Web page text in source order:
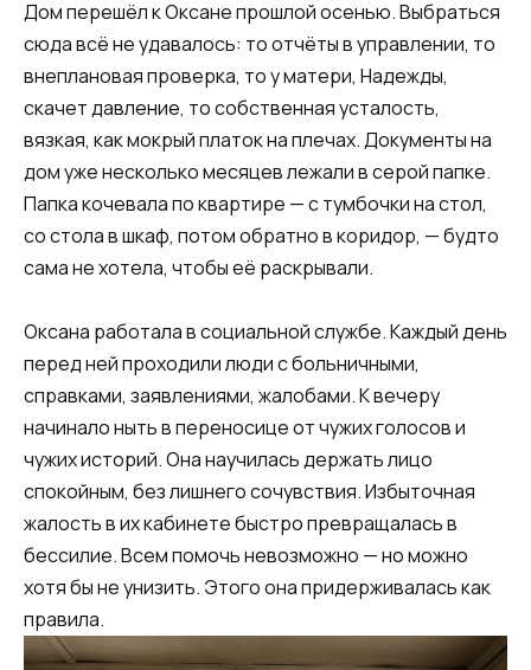
Дом перешёл к Оксане прошлой осенью. Выбраться
сюда всё не удавалось: то отчёты в управлении, то
внеплановая проверка, то у матери, Надежды,
скачет давление, то собственная усталость,
вязкая, как мокрый платок на плечах. Документы на
дом уже несколько месяцев лежали в серой папке.
Папка кочевала по квартире — с тумбочки на стол,
со стола в шкаф, потом обратно в коридор, — будто
сама не хотела, чтобы её раскрывали.
Оксана работала в социальной службе. Каждый день
перед ней проходили люди с больничными,
справками, заявлениями, жалобами. К вечеру
начинало ныть в переносице от чужих голосов и
чужих историй. Она научилась держать лицо
спокойным, без лишнего сочувствия. Избыточная
жалость в их кабинете быстро превращалась в
бессилие. Всем помочь невозможно — но можно
хотя бы не унизить. Этого она придерживалась как
правила.